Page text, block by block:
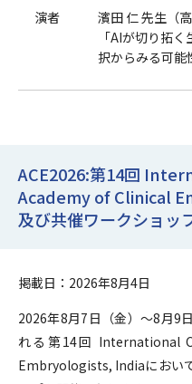
演者
濱田 仁 先生（
「AIが切り拓
択からみる可能
ACE2026:第14回
Academy of Clinical
及び共催ワークショッ
掲載日：2026年8月4日
2026年8月7日（金）～8月9
れる第14回 International
Embryologists, Indiaにおい